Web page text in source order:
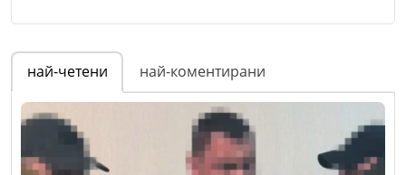
Email
Коментар
Име*
най-четени най-коментирани